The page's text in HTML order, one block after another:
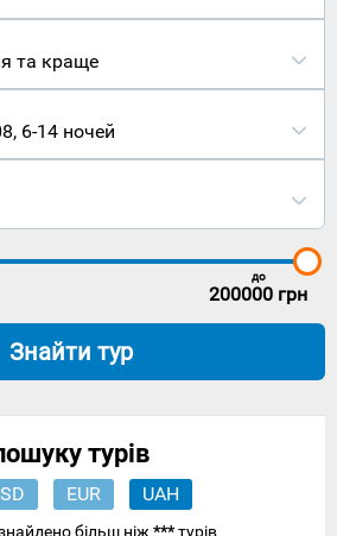
та краще
, 6-14 ночей
до
200000 грн
Знайти тур
турів
EUR UAH
більш ніж***турів